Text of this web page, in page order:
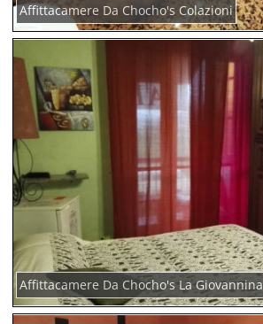
Affittacamere Da Chocho's Colazioni
Affittacamere Da Chocho's La Giovannina